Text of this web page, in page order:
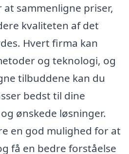
sammenligne priser,
kvaliteten af det
Hvert firma kan
og teknologi, og
tilbuddene kan du
bedst til dine
ønskede løsninger.
en god mulighed for at
få en bedre forståelse